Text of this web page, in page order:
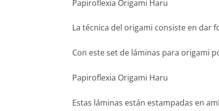
Papiroflexia Origami Haru
La técnica del origami consiste en dar
Con este set de láminas para origami
Papiroflexia Origami Haru
Estas láminas están estampadas en